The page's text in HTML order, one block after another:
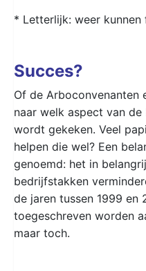
* Letterlijk: weer kunnen
Succes?
Of de Arboconvenanten
naar welk aspect van
wordt gekeken. Veel
helpen die wel? Een
genoemd: het in
bedrijfstakken
de jaren tussen 1999 en
toegeschreven worden
maar toch.